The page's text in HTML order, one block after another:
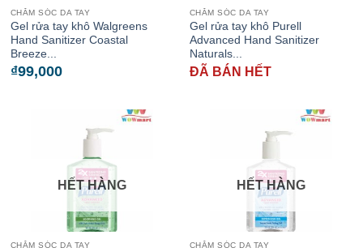
CHĂM SÓC DA TAY
Gel rửa tay khô Walgreens
Hand Sanitizer Coastal
Breeze...
₫99,000
CHĂM SÓC DA TAY
Gel rửa tay khô Purell
Advanced Hand Sanitizer
Naturals...
ĐÃ BÁN HẾT
HẾT HÀNG
CHĂM SÓC DA TAY
HẾT HÀNG
CHĂM SÓC DA TAY